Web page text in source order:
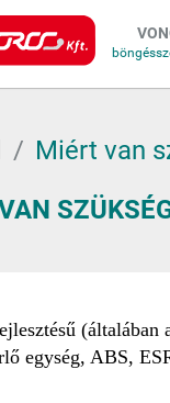
Miért van
(általában
egység, ABS,